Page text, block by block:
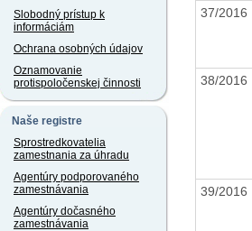
Slobodný prístup k
informáciám
Ochrana osobných údajov
Oznamovanie
protispoločenskej činnosti
Naše registre
Sprostredkovatelia
zamestnania za úhradu
Agentúry podporovaného
zamestnávania
Agentúry dočasného
zamestnávania
37/2016
38/2016
39/2016